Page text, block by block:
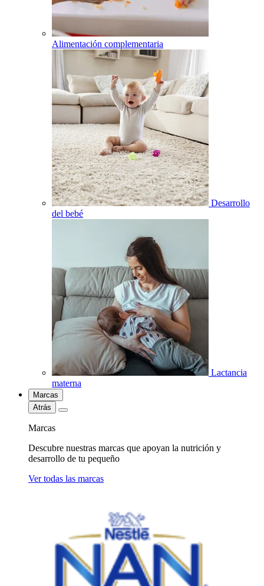
Alimentación complementaria
Desarrollo
del bebé
Lactancia
materna
Marcas
Atrás
Marcas
Descubre nuestras marcas que apoyan la nutrición y
desarrollo de tu pequeño
Ver todas las marcas